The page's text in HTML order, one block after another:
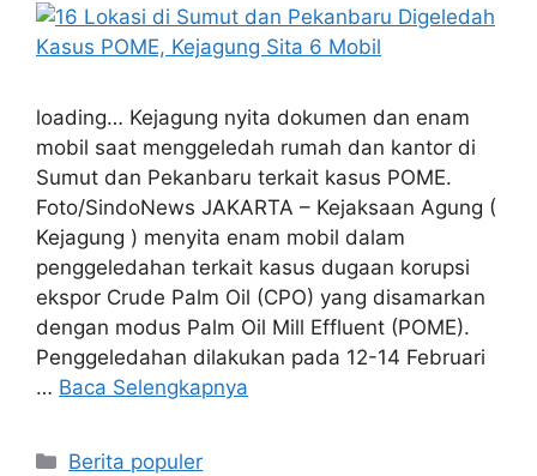
loading… Kejagung nyita dokumen dan enam
mobil saat menggeledah rumah dan kantor di
Sumut dan Pekanbaru terkait kasus POME.
Foto/SindoNews JAKARTA – Kejaksaan Agung (
Kejagung ) menyita enam mobil dalam
penggeledahan terkait kasus dugaan korupsi
ekspor Crude Palm Oil (CPO) yang disamarkan
dengan modus Palm Oil Mill Effluent (POME).
Penggeledahan dilakukan pada 12-14 Februari
… Baca Selengkapnya
Kategori
Berita populer